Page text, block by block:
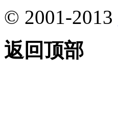
© 2001-2013
返回顶部